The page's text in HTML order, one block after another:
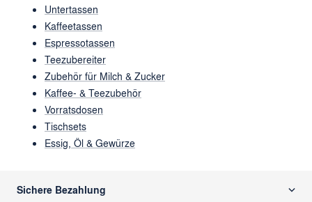
Untertassen
Kaffeetassen
Espressotassen
Teezubereiter
Zubehör für Milch & Zucker
Kaffee- & Teezubehör
Vorratsdosen
Tischsets
Essig, Öl & Gewürze
Sichere Bezahlung